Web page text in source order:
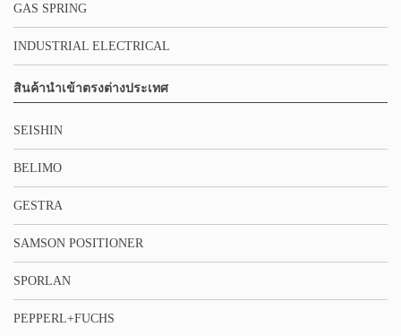
GAS SPRING
INDUSTRIAL ELECTRICAL
สินค้านำเข้าตรงต่างประเทศ
SEISHIN
BELIMO
GESTRA
SAMSON POSITIONER
SPORLAN
PEPPERL+FUCHS